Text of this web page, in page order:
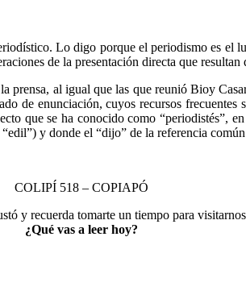
Lo digo porque el periodismo es el
de la presentación directa que resultan
prensa, al igual que las que reunió Bioy
de enunciación, cuyos recursos
que se ha conocido como “periodistés”,
y donde el “dijo” de la referencia
COLIPÍ 518 – COPIAPÓ
y recuerda tomarte un tiempo para
¿Qué vas a leer hoy?